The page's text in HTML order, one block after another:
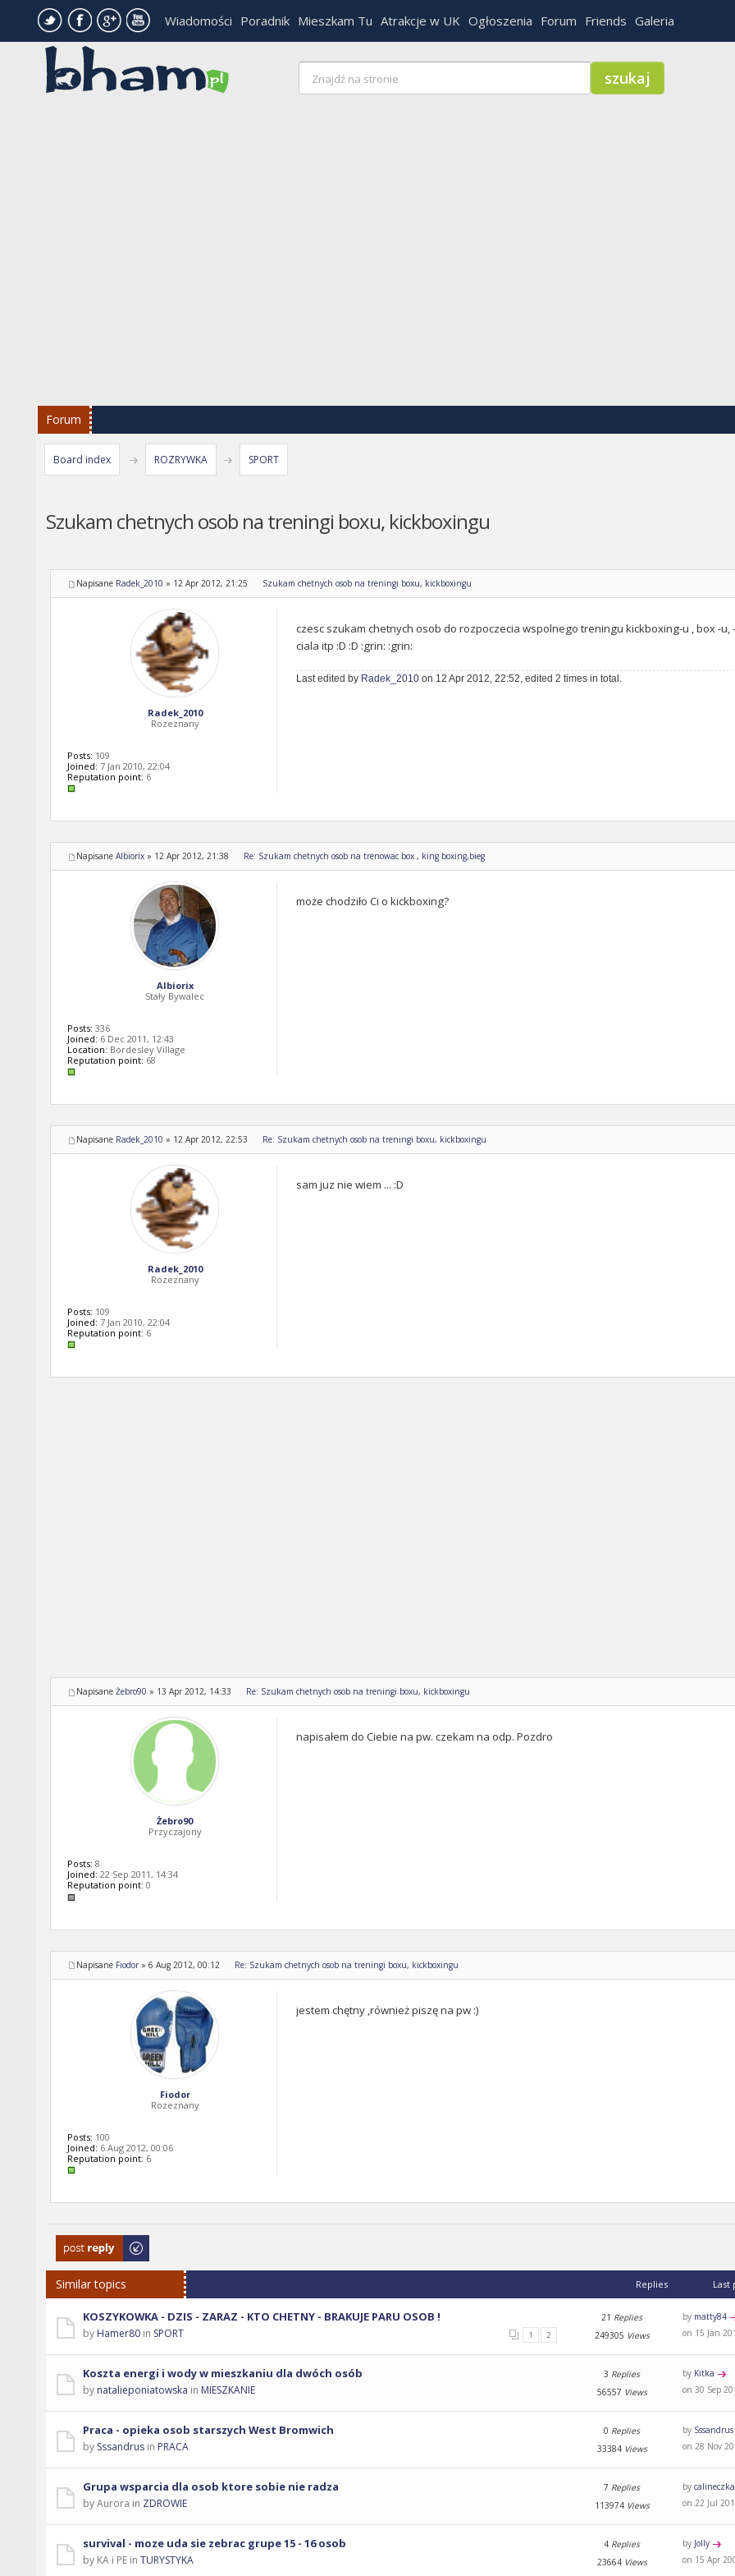
Wiadomości Poradnik Mieszkam Tu Atrakcje w UK Ogłoszenia Forum Friends Galeria
Forum
Board index ROZRYWKA SPORT
Szukam chetnych osob na treningi boxu, kickboxingu
Napisane Radek_2010 » 12 Apr 2012, 21:25 Szukam chetnych osob na treningi boxu, kickboxingu
czesc szukam chetnych osob do rozpoczecia wspolnego treningu kickboxing-u , box -
ciala itp :D :D :grin: :grin:
Last edited by Radek_2010on 12 Apr 2012, 22:52, edited 2 times in total.
Radek_2010
Rozeznany
Posts: 109
Joined: 7 Jan 2010, 22:04
Reputation point: 6
Napisane Albiorix » 12 Apr 2012, 21:38 Re: Szukam chetnych osob na trenowac box , king boxing,bieg
może chodziło Ci o kickboxing?
Albiorix
Stały Bywalec
Posts: 336
Joined: 6 Dec 2011, 12:43
Location: Bordesley Village
Reputation point: 68
Napisane Radek_2010 » 12 Apr 2012, 22:53 Re: Szukam chetnych osob na treningi boxu, kickboxingu
sam juz nie wiem ... :D
Radek_2010
Rozeznany
Posts: 109
Joined: 7 Jan 2010, 22:04
Reputation point: 6
Napisane Żebro90 » 13 Apr 2012, 14:33 Re: Szukam chetnych osob na treningi boxu, kickboxingu
napisałem do Ciebie na pw. czekam na odp. Pozdro
Żebro90
Przyczajony
Posts: 8
Joined: 22 Sep 2011, 14:34
Reputation point: 0
Napisane Fiodor» 6 Aug 2012, 00:12 Re: Szukam chetnych osob na treningi boxu, kickboxingu
jestem chętny ,również piszę na pw :)
Fiodor
Rozeznany
Posts: 100
Joined: 6 Aug 2012, 00:06
Reputation point: 6
Post a reply
Similar topics Replies Last
KOSZYKOWKA - DZIS - ZARAZ - KTO CHETNY - BRAKUJE PARU OSOB !
1 2
by Hamer80 in SPORT
21 Replies
249305 Views
by matty84
on 15 Jan
Koszta energi i wody w mieszkaniu dla dwóch osób
by natalieponiatowska in MIESZKANIE
3 Replies
56557 Views
by Kitka
on 30 Sep
Praca - opieka osob starszych West Bromwich
by Sssandrus in PRACA
0 Replies
33384 Views
by Sssandrus
on 28 Nov
Grupa wsparcia dla osob ktore sobie nie radza
by Aurora in ZDROWIE
7 Replies
113974 Views
by
on 22 Jul
survival - moze uda sie zebrac grupe 15 - 16 osob
by KA i PE in TURYSTYKA
4 Replies
23664 Views
by Jolly
on 15 Apr